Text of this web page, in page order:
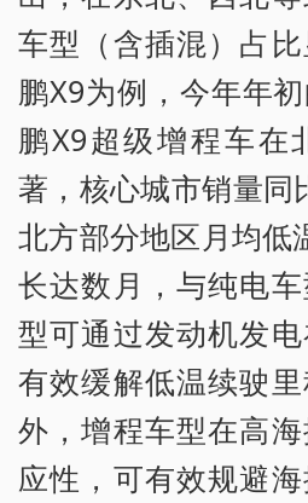
车型（含插混）占
鹏X9为例，今年年
鹏X9超级增程车在
著，核心城市销量同
北方部分地区月均
长达数月，与纯电
型可通过发动机发电
有效缓解低温续驶
外，增程车型在高
应性，可有效规避